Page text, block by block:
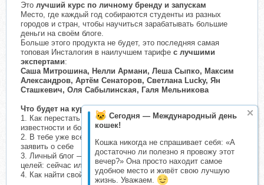
Сегодня — Международный день
кошек!
Кошка никогда не спрашивает себя: «А
достаточно ли полезно я провожу этот
вечер?» Она просто находит самое
удобное место и живёт свою лучшую
жизнь. Уважаем.
Это лучший курс по личному бренду и запускам
Место, где каждый год собираются студенты из разных
городов и стран, чтобы научиться зарабатывать большие
деньги на своём блоге.
Больше этого продукта не будет, это последняя самая
топовая Инсталогия в наилучшем тарифе с лучшими
экспертами:
Саша Митрошина, Нелли Армани, Леша Сыпко, Максим
Александров, Артём Сенаторов, Светлана Lucky, Ян
Сташкевич, Оля Сабылинская, Галя Мельникова
Что будет на курсе:
1. Как перестать быть умным, но бедным: методология
известности и больших денег в Инстаграме
2. В тебе уже все есть: как побороть синдром самозванца и
заявить о себе
3. Личный блог — главный инструмент достижения любых
целей: сейчас или никогда
4. Как найти свой путь и взять свое в 2023 году